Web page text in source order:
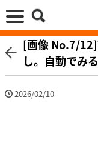
[画像 No.7/12]
し。自動でみ
2026/02/10